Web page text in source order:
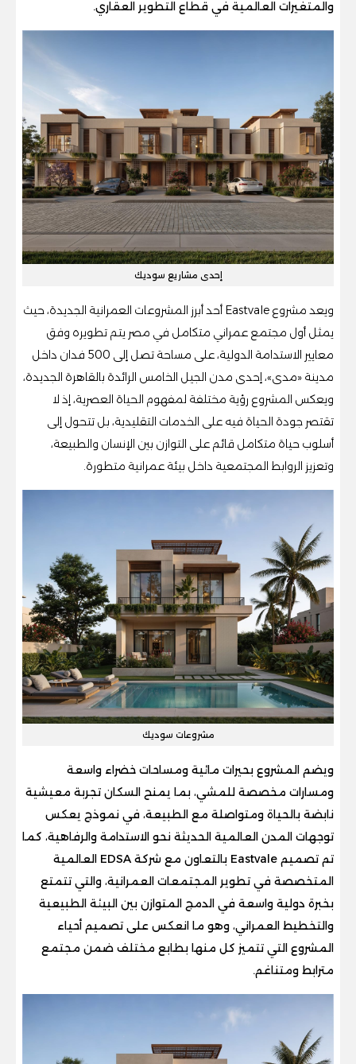
والمتغيرات العالمية في قطاع التطوير العقاري.
إحدى مشاريع سوديك
ويعد مشروع Eastvale أحد أبرز المشروعات العمرانية الجديدة، حيث
يمثل أول مجتمع عمراني متكامل في مصر يتم تطويره وفق
معايير الاستدامة الدولية، على مساحة تصل إلى 500 فدان داخل
مدينة «مدى»، إحدى مدن الجيل الخامس الرائدة بالقاهرة الجديدة،
ويعكس المشروع رؤية مختلفة لمفهوم الحياة العصرية، إذ لا
تقتصر جودة الحياة فيه على الخدمات التقليدية، بل تتحول إلى
أسلوب حياة متكامل قائم على التوازن بين الإنسان والطبيعة،
وتعزيز الروابط المجتمعية داخل بيئة عمرانية متطورة.
مشروعات سوديك
ويضم المشروع بحيرات مائية ومساحات خضراء واسعة
ومسارات مخصصة للمشي، بما يمنح السكان تجربة معيشية
نابضة بالحياة ومتواصلة مع الطبيعة، في نموذج يعكس
توجهات المدن العالمية الحديثة نحو الاستدامة والرفاهية، كما
تم تصميم Eastvale بالتعاون مع شركة EDSA العالمية
المتخصصة في تطوير المجتمعات العمرانية، والتي تتمتع
بخبرة دولية واسعة في الدمج المتوازن بين البيئة الطبيعية
والتخطيط العمراني، وهو ما انعكس على تصميم أحياء
المشروع التي تتميز كل منها بطابع مختلف ضمن مجتمع
مترابط ومتناغم.